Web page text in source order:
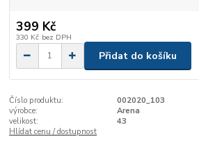
399 Kč
330 Kč bez DPH
Přidat do košíku
Číslo produktu:
002020_103
výrobce:
Arena
velikost:
43
Hlídat cenu / dostupnost